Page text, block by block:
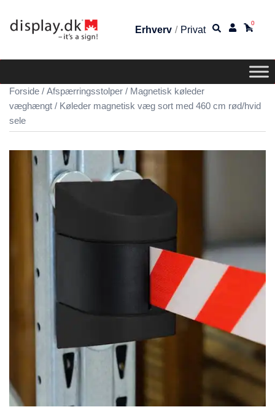
Erhverv / Privat
0
Forside / Afspærringsstolper / Magnetisk køleder
væghængt / Køleder magnetisk væg sort med 460 cm rød/hvid
sele